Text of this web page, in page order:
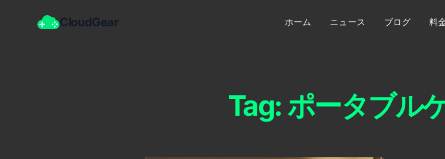
CloudGear ホーム ニュース ブログ 料
Tag: ポータブル